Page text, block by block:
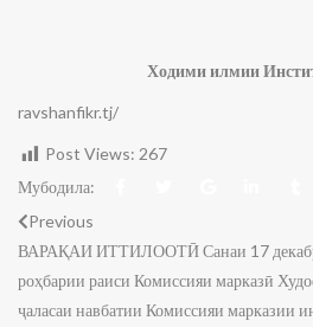
Ходими илмии
ravshanfikr.tj/
Post Views: 267
Мубодила:
Previous
ВАРАҚАИ ИТТИЛООТӢ Санаи 17
роҳбарии раиси Комиссияи марказӣ
ҷаласаи навбатии Комиссияи марказии